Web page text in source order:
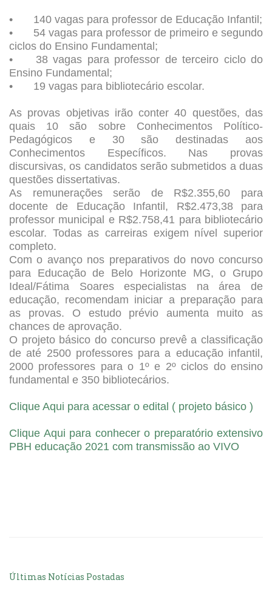
•
140 vagas para professor de Educação Infantil;
•
54 vagas para professor de primeiro e segundo
ciclos do Ensino Fundamental;
•
38 vagas para professor de terceiro ciclo do
Ensino Fundamental;
•
19 vagas para bibliotecário escolar.
As provas objetivas irão conter 40 questões, das
quais 10 são sobre Conhecimentos Político-
Pedagógicos e 30 são destinadas aos
Conhecimentos Específicos. Nas provas
discursivas, os candidatos serão submetidos a duas
questões dissertativas.
As remunerações serão de R$2.355,60 para
docente de Educação Infantil, R$2.473,38 para
professor municipal e R$2.758,41 para bibliotecário
escolar. Todas as carreiras exigem nível superior
completo.
Com o avanço nos preparativos do novo concurso
para Educação de Belo Horizonte MG, o Grupo
Ideal/Fátima Soares especialistas na área de
educação, recomendam iniciar a preparação para
as provas. O estudo prévio aumenta muito as
chances de aprovação.
O projeto básico do concurso prevê a classificação
de até 2500 professores para a educação infantil,
2000 professores para o 1º e 2º ciclos do ensino
fundamental e 350 bibliotecários.
Clique Aqui para acessar o edital ( projeto básico )
Clique Aqui para conhecer o preparatório extensivo
PBH educação 2021 com transmissão ao VIVO
Últimas Notícias Postadas